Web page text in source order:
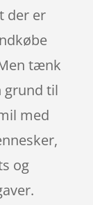
der er
tænk
grund til
med
og